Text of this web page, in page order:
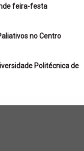
feira-festa
no Centro
Politécnica de